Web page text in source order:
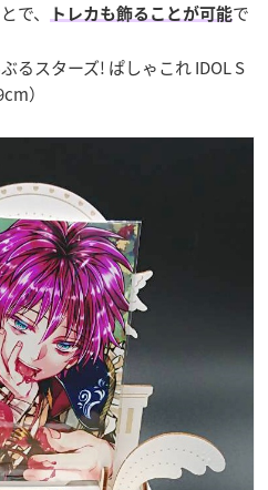
で、 トレカも飾ることが可能で
るスターズ! ぱしゃこれ IDOL S
）